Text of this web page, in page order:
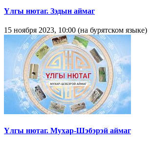
Yлгы нютаг. Зэдын аймаг
15 ноября 2023, 10:00 (на бурятском языке)
Yлгы нютаг. Мухар-Шэбэрэй аймаг